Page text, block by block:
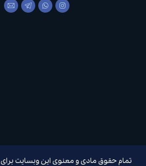
تمام حقوق مادی و معنوی این وبسایت برای